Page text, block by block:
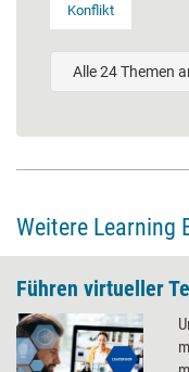
Konflikt
Alle 24 Themen
Weitere Learning
Führen virtueller